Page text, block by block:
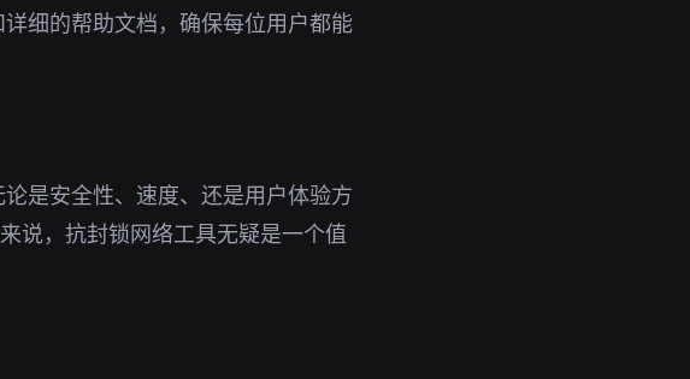
细的帮助文档，确保每位用户都能
是安全性、速度、还是用户体验方
说，抗封锁网络工具无疑是一个值